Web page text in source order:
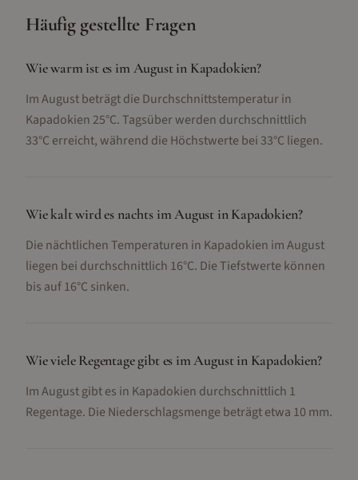
Häufig gestellte Fragen
Wie warm ist es im August in Kapadokien?
Im August beträgt die Durchschnittstemperatur in
Kapadokien 25°C. Tagsüber werden durchschnittlich
33°C erreicht, während die Höchstwerte bei 33°C liegen.
Wie kalt wird es nachts im August in Kapadokien?
Die nächtlichen Temperaturen in Kapadokien im August
liegen bei durchschnittlich 16°C. Die Tiefstwerte können
bis auf 16°C sinken.
Wie viele Regentage gibt es im August in Kapadokien?
Im August gibt es in Kapadokien durchschnittlich 1
Regentage. Die Niederschlagsmenge beträgt etwa 10 mm.